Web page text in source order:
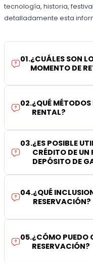
tecnología, historia,
detalladamente esta
01.¿CUÁLES SON
MOMENTO DE
02.¿QUÉ
RENTAL?
03.¿ES POSIBLE
CRÉDITO DE
DEPÓSITO DE
04.¿QUÉ
RESERVACIÓN?
05.¿CÓMO PUEDO
RESERVACIÓN?